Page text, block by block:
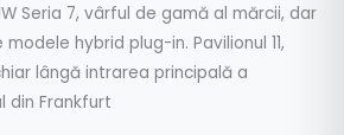
Seria 7, vârful de gamă al mărcii, dar
hybrid plug-in. Pavilionul 11,
lângă intrarea principală a
din Frankfurt